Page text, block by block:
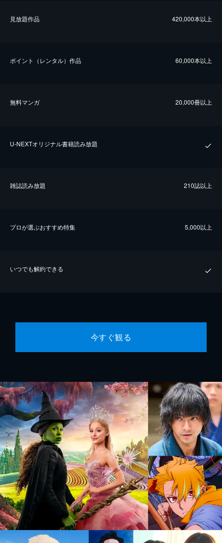
⾒放題作品 420,000本以上
ポイント（レンタル）作品 60,000本以上
無料マンガ 20,000冊以上
U-NEXTオリジナル書籍読み放題
雑誌読み放題 210誌以上
プロが選ぶおすすめ特集 5,000以上
いつでも解約できる
今すぐ観る